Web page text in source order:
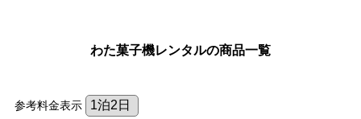
わた菓子機レンタルの商品一覧
参考料金表示